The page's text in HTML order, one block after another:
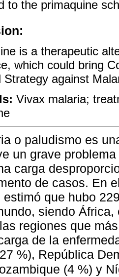
to the primaquine
is a therapeutic
which could bring
Strategy against
Vivax malaria;
o paludismo es
un grave
carga
de casos. En
estimó que hubo
siendo
regiones que
de la
%), República
(4 %) y